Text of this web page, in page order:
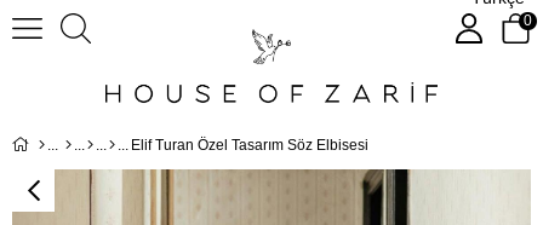
0
Elif Turan Özel Tasarım Söz Elbisesi